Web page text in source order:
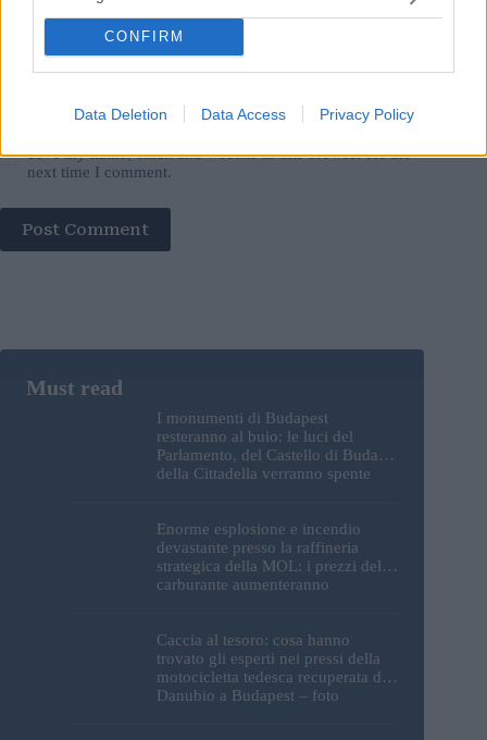
CONFIRM
Data Deletion Data Access Privacy Policy
Save my name, email and website in this browser for the
next time I comment.
Post Comment
I monumenti di Budapest
resteranno al buio: le luci del
Parlamento, del Castello di Buda e
della Cittadella verranno spente
Enorme esplosione e incendio
devastante presso la raffineria
strategica della MOL: i prezzi del
carburante aumenteranno
Caccia al tesoro: cosa hanno
trovato gli esperti nei pressi della
motocicletta tedesca recuperata dal
Danubio a Budapest – foto